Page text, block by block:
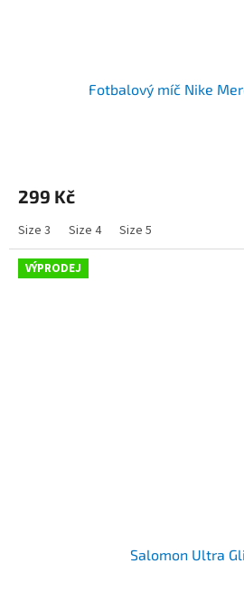
Fotbalový míč Nike
299 Kč
Size 3 Size 4 Size 5
VÝPRODEJ
Salomon Ultra